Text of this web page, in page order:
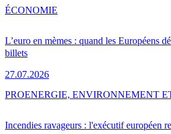
L’euro en mèmes : quand les Européens
billets
27.07.2026
ÉCONOMIE
Incendies ravageurs : l'exécutif européen
PROENERGIE, ENVIRONNEMENT